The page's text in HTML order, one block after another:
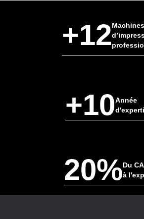
+12Machines
+10Année
20%Du CA
à